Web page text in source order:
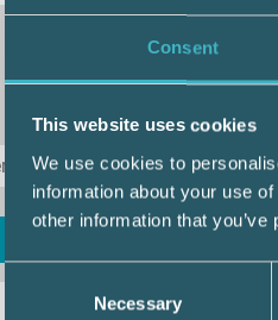
Consent
This website uses cookies
We use cookies to
information about your use
other information that
Necessary
Lösenord